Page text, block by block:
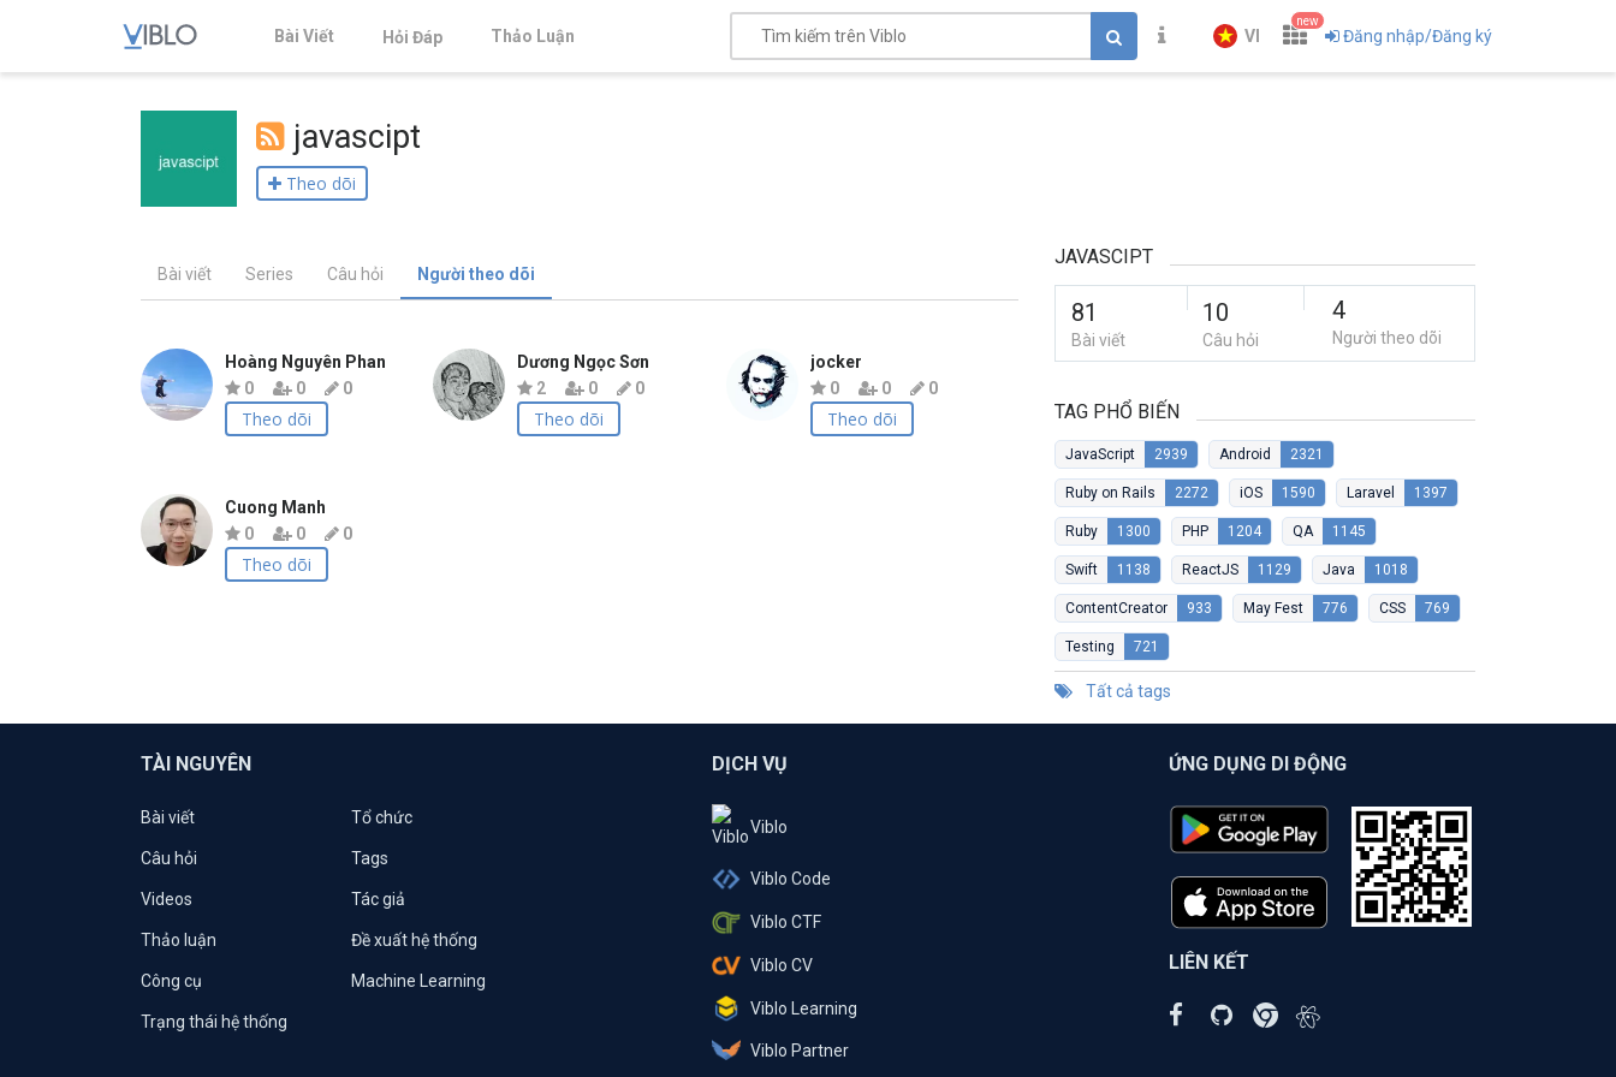
Bài Viết Hỏi Đáp Thảo Luận VI
new
Đăng nhập/Đăng ký
javascipt
Theo dõi
Bài viết Series Câu hỏi Người theo dõi
Hoàng Nguyên Phan
0
0 0
Theo dõi
Dương Ngọc Sơn
2
0 0
Theo dõi
jocker
0
0 0
Theo dõi
Cuong Manh
0
0 0
Theo dõi
JAVASCIPT
81
Bài viết
10
Câu hỏi
4
Người theo dõi
TAG PHỔ BIẾN
JavaScript 2939 Android 2321
Ruby on Rails 2272 iOS 1590 Laravel 1397
Ruby 1300 PHP 1204 QA 1145
Swift 1138 ReactJS 1129 Java 1018
ContentCreator 933 May Fest 776 CSS 769
Testing 721
Tất cả tags
TÀI NGUYÊN
Bài viết Tổ chức
Câu hỏi Tags
Videos Tác giả
Thảo luận Đề xuất hệ thống
Công cụ Machine Learning
Trạng thái hệ thống
DỊCH VỤ
Viblo
Viblo Code
Viblo CTF
Viblo CV
Viblo Learning
Viblo Partner
ỨNG DỤNG DI ĐỘNG
LIÊN KẾT